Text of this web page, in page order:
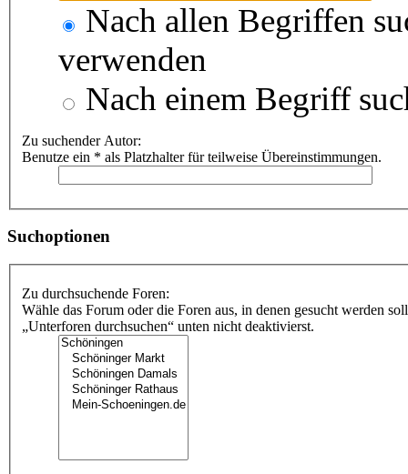
Nach allen Begriffen
verwenden
Nach einem Begriff
Zu suchender Autor:
Benutze ein * als Platzhalter für teilweise Übereinstimmungen.
Suchoptionen
Zu durchsuchende Foren:
Wähle das Forum oder die Foren aus, in denen gesucht werden
„Unterforen durchsuchen“ unten nicht deaktivierst.